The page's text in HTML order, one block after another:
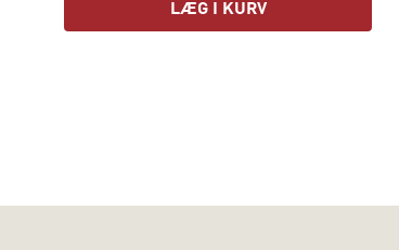
LÆG I KURV